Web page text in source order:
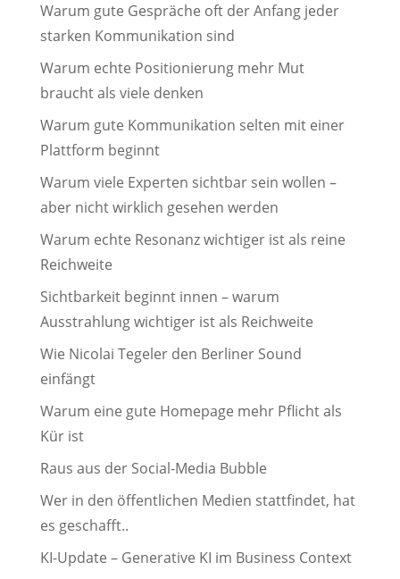
Warum gute Gespräche oft der Anfang jeder
starken Kommunikation sind
Warum echte Positionierung mehr Mut
braucht als viele denken
Warum gute Kommunikation selten mit einer
Plattform beginnt
Warum viele Experten sichtbar sein wollen –
aber nicht wirklich gesehen werden
Warum echte Resonanz wichtiger ist als reine
Reichweite
Sichtbarkeit beginnt innen – warum
Ausstrahlung wichtiger ist als Reichweite
Wie Nicolai Tegeler den Berliner Sound
einfängt
Warum eine gute Homepage mehr Pflicht als
Kür ist
Raus aus der Social-Media Bubble
Wer in den öffentlichen Medien stattfindet, hat
es geschafft..
KI-Update – Generative KI im Business Context